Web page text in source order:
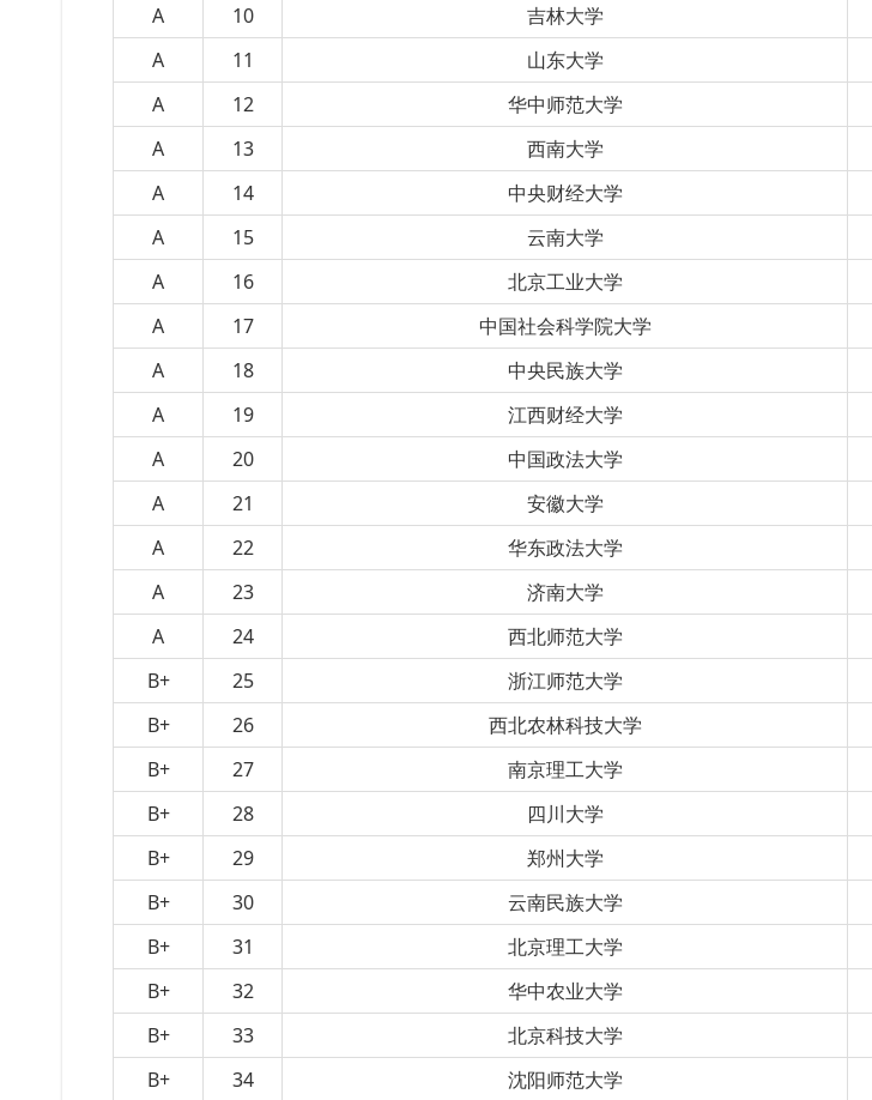
A
10 吉林大学
A
11 山东大学
A
12 华中师范大学
A
13 西南大学
A
14 中央财经大学
A
15 云南大学
A
16 北京工业大学
A
17 中国社会科学院大学
A
18 中央民族大学
A
19 江西财经大学
A
20 中国政法大学
A
21 安徽大学
A
22 华东政法大学
A
23 济南大学
A
24 西北师范大学
B+
25 浙江师范大学
B+
26 西北农林科技大学
B+
27 南京理工大学
B+
28 四川大学
B+
29 郑州大学
B+
30 云南民族大学
B+
31 北京理工大学
B+
32 华中农业大学
B+
33 北京科技大学
B+
34 沈阳师范大学